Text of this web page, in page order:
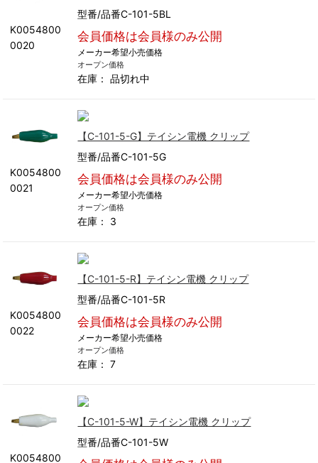
K0054800
0020
型番/品番C-101-5BL
会員価格は会員様のみ公開
メーカー希望小売価格
オープン価格
在庫：品切れ中
K0054800
0021
【C-101-5-G】テイシン電機 クリップ
型番/品番C-101-5G
会員価格は会員様のみ公開
メーカー希望小売価格
オープン価格
在庫： 3
K0054800
0022
【C-101-5-R】テイシン電機 クリップ
型番/品番C-101-5R
会員価格は会員様のみ公開
メーカー希望小売価格
オープン価格
在庫： 7
K0054800
【C-101-5-W】テイシン電機 クリップ
型番/品番C-101-5W